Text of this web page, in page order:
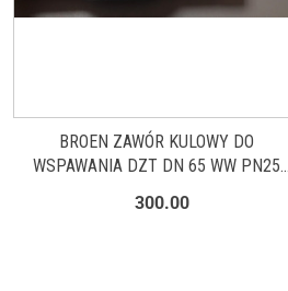
BROEN ZAWÓR KULOWY DO
WSPAWANIA DZT DN 65 WW PN25
300.00